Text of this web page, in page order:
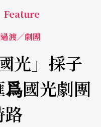
Feature
渡／劇團
光」採子
國光劇團
路